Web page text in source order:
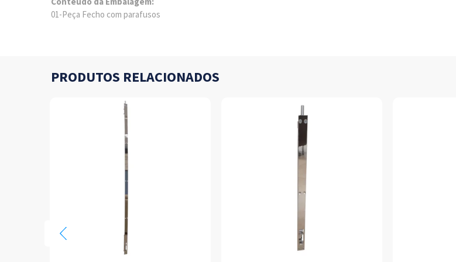
01-Peça Fecho com parafusos
PRODUTOS RELACIONADOS